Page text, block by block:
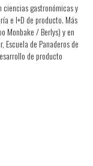
ciencias gastronómicas y
e I+D de producto. Más
Monbake / Berlys) y en
de Panaderos de
de producto